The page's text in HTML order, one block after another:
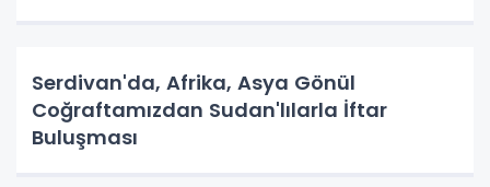
Serdivan'da, Afrika, Asya Gönül
Coğraftamızdan Sudan'lılarla İftar
Buluşması